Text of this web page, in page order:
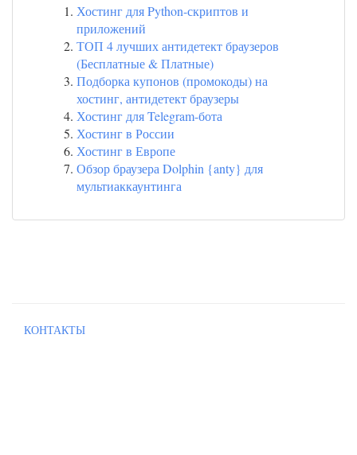
Хостинг для Python-скриптов и
приложений
ТОП 4 лучших антидетект браузеров
(Бесплатные & Платные)
Подборка купонов (промокоды) на
хостинг, антидетект браузеры
Хостинг для Telegram-бота
Хостинг в России
Хостинг в Европе
Обзор браузера Dolphin {anty} для
мультиаккаунтинга
КОНТАКТЫ